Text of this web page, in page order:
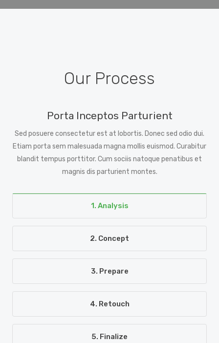
Our Process
Porta Inceptos Parturient
Sed posuere consectetur est at lobortis. Donec sed odio dui.
Etiam porta sem malesuada magna mollis euismod. Curabitur
blandit tempus porttitor. Cum sociis natoque penatibus et
magnis dis parturient montes.
1. Analysis
2. Concept
3. Prepare
4. Retouch
5. Finalize